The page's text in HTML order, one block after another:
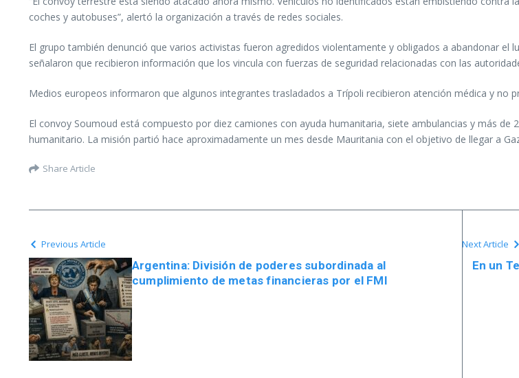
coches y autobuses”, alertó la organización a través de redes sociales.
El grupo también denunció que varios activistas fueron agredidos violentamente y obligados a abandonar
señalaron que recibieron información que los vincula con fuerzas de seguridad relacionadas con las
Medios europeos informaron que algunos integrantes trasladados a Trípoli recibieron atención médica y no
El convoy Soumoud está compuesto por diez camiones con ayuda humanitaria, siete ambulancias y más
humanitario. La misión partió hace aproximadamente un mes desde Mauritania con el objetivo de llegar a
Share Article
Previous Article
Argentina: División de poderes subordinada al
cumplimiento de metas financieras por el FMI
Next Article
En un